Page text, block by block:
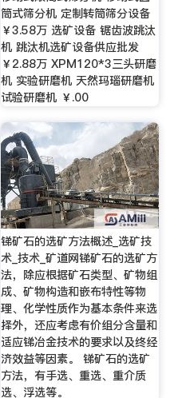
筒式筛分机 定制转筒筛分设备
￥3.58万 选矿设备 锯齿波跳汰
机 跳汰机选矿设备供应批发
￥2.88万 XPM120*3三头研磨
机 实验研磨机 天然玛瑙研磨机
试验研磨机 ￥.00
锑矿石的选矿方法概述_选矿技
术_技术_矿道网锑矿石的选矿方
法，除应根据矿石类型、矿物组
成、矿物构造和嵌布特性等物
理、化学性质作为基本条件来选
择外，还应考虑有价组分含量和
适应锑冶金技术的要求以及终经
济效益等因素。 锑矿石的选矿
方法，有手选、重选、重介质
选、浮选等。